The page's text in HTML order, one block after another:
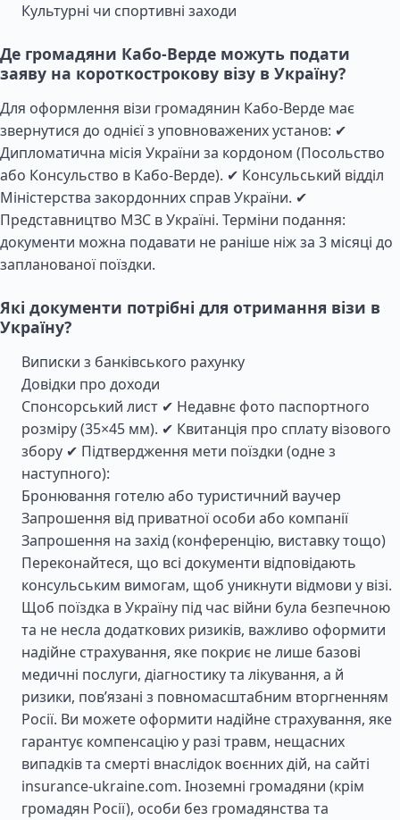
Культурні чи спортивні заходи
Де громадяни Кабо-Верде можуть подати
заяву на короткострокову візу в Україну?
Для оформлення візи громадянин Кабо-Верде має
звернутися до однієї з уповноважених установ: ✔
Дипломатична місія України за кордоном (Посольство
або Консульство в Кабо-Верде). ✔ Консульський відділ
Міністерства закордонних справ України. ✔
Представництво МЗС в Україні. Терміни подання:
документи можна подавати не раніше ніж за 3 місяці до
запланованої поїздки.
Які документи потрібні для отримання візи в
Україну?
Виписки з банківського рахунку
Довідки про доходи
Спонсорський лист ✔ Недавнє фото паспортного
розміру (35×45 мм). ✔ Квитанція про сплату візового
збору ✔ Підтвердження мети поїздки (одне з
наступного):
Бронювання готелю або туристичний ваучер
Запрошення від приватної особи або компанії
Запрошення на захід (конференцію, виставку тощо)
Переконайтеся, що всі документи відповідають
консульським вимогам, щоб уникнути відмови у візі.
Щоб поїздка в Україну під час війни була безпечною
та не несла додаткових ризиків, важливо оформити
надійне страхування, яке покриє не лише базові
медичні послуги, діагностику та лікування, а й
ризики, пов’язані з повномасштабним вторгненням
Росії. Ви можете оформити надійне страхування, яке
гарантує компенсацію у разі травм, нещасних
випадків та смерті внаслідок воєнних дій, на сайті
insurance-ukraine.com. Іноземні громадяни (крім
громадян Росії), особи без громадянства та